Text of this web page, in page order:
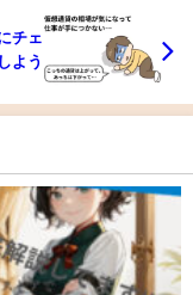
チェ
よう